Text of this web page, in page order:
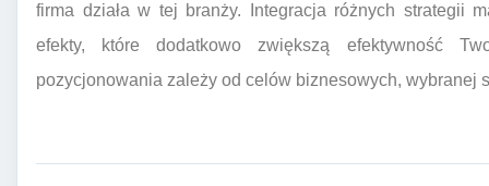
firma działa w tej branży. Integracja różnych strategii
efekty, które dodatkowo zwiększą efektywność
pozycjonowania zależy od celów biznesowych, wybranej